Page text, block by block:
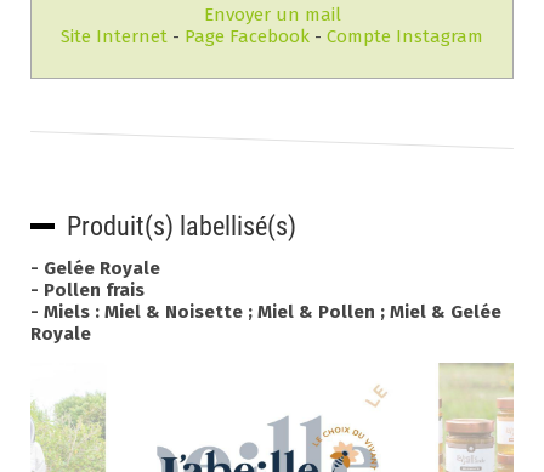
Envoyer un mail
Site Internet - Page Facebook - Compte Instagram
Produit(s) labellisé(s)
- Gelée Royale
- Pollen frais
- Miels : Miel & Noisette ; Miel & Pollen ; Miel & Gelée
Royale